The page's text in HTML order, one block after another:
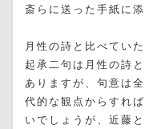
斎らに送った手紙に
月性の詩と比べてい
起承二句は月性の詩
ありますが、句意は
代的な観点からすれ
いでしょうが、近藤